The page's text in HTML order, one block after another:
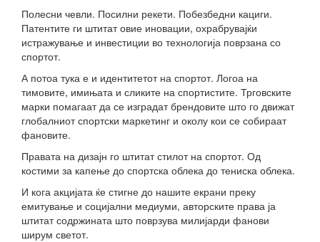
Полесни чевли. Посилни рекети. Побезбедни кациги.
Патентите ги штитат овие иновации, охрабрувајќи
истражување и инвестиции во технологија поврзана со
спортот.
А потоа тука е и идентитетот на спортот. Логоа на
тимовите, имињата и сликите на спортистите. Трговските
марки помагаат да се изградат брендовите што го движат
глобалниот спортски маркетинг и околу кои се собираат
фановите.
Правата на дизајн го штитат стилот на спортот. Од
костими за капење до спортска облека до тениска облека.
И кога акцијата ќе стигне до нашите екрани преку
емитување и социјални медиуми, авторските права ја
штитат содржината што поврзува милијарди фанови
ширум светот.